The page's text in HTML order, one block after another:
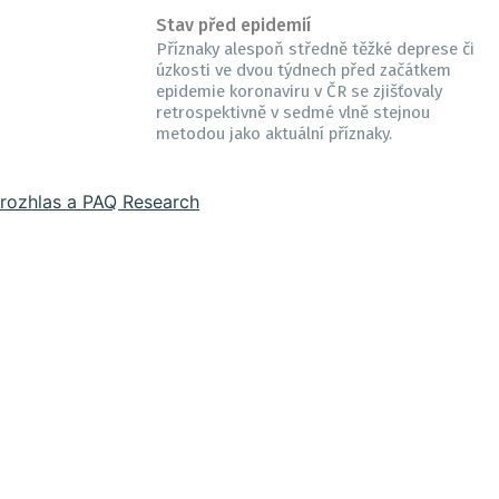
Stav před epidemií
Příznaky alespoň středně těžké deprese či
úzkosti ve dvou týdnech před začátkem
epidemie koronaviru v ČR se zjišťovaly
retrospektivně v sedmé vlně stejnou
metodou jako aktuální příznaky.
a PAQ Research